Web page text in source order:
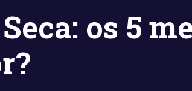
os 5